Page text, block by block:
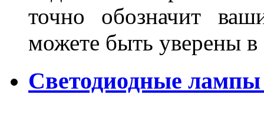
точно обозначит
можете быть уверены
Светодиодные